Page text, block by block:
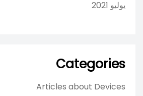
يوليو 2021
Categories
Articles about Devices